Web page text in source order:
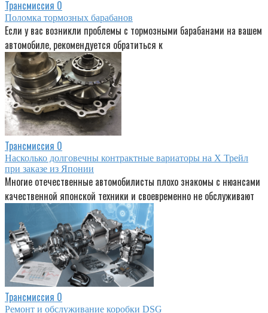
Трансмиссия 0
Поломка тормозных барабанов
Если у вас возникли проблемы с тормозными барабанами на вашем
автомобиле, рекомендуется обратиться к
Трансмиссия 0
Насколько долговечны контрактные вариаторы на Х Трейл
при заказе из Японии
Многие отечественные автомобилисты плохо знакомы с нюансами
качественной японской техники и своевременно не обслуживают
Трансмиссия 0
Ремонт и обслуживание коробки DSG